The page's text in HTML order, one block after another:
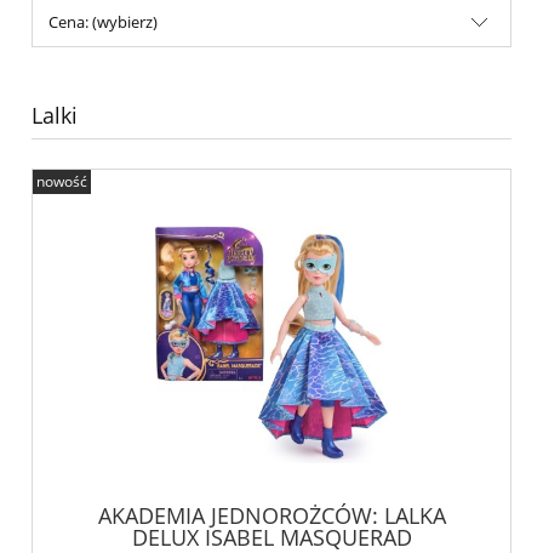
Cena: (wybierz)
Lalki
AKADEMIA JEDNOROŻCÓW: LALKA
DELUX ISABEL MASQUERAD
nowość